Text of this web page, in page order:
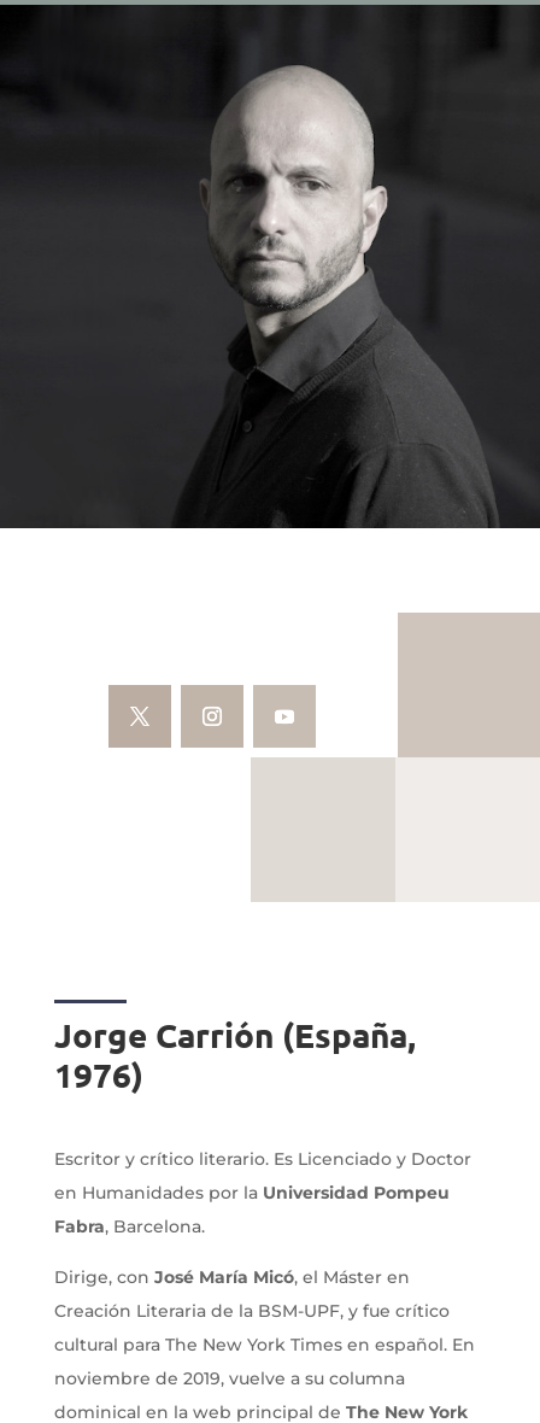
Jorge Carrión (España,
1976)
Escritor y crítico literario. Es Licenciado y Doctor
en Humanidades por la Universidad Pompeu
Fabra, Barcelona.
Dirige, con José María Micó, el Máster en
Creación Literaria de la BSM-UPF, y fue crítico
cultural para The New York Times en español. En
noviembre de 2019, vuelve a su columna
dominical en la web principal de The New York